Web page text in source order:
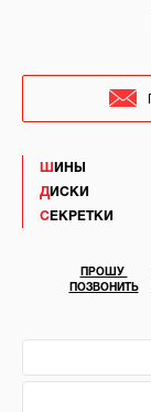
ШИНЫ
ДИСКИ
СЕКРЕТКИ
ПРОШУ
ПОЗВОНИТЬ